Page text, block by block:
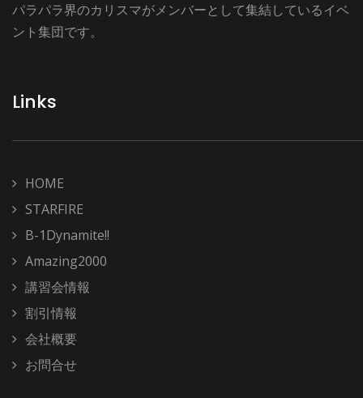
パラパラ界のカリスマがメンバーとして集結しているイベ
ント集団です。
Links
HOME
STARFIRE
B-1Dynamite!!
Amazing2000
講習会情報
割引情報
会社概要
お問合せ